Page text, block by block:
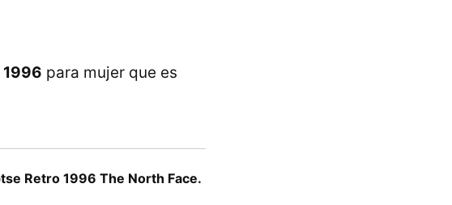
1996 para mujer que es
Retro 1996 The North Face.